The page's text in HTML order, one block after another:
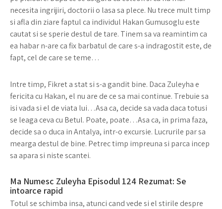
necesita ingrijiri, doctorii o lasa sa plece. Nu trece mult timp
si afla din ziare faptul ca individul Hakan Gumusoglu este
cautat si se sperie destul de tare. Tinem sa va reamintim ca
ea habar n-are ca fix barbatul de care s-a indragostit este, de
fapt, cel de care se teme…
Intre timp, Fikret a stat si s-a gandit bine. Daca Zuleyha e
fericita cu Hakan, el nu are de ce sa mai continue. Trebuie sa
isi vada si el de viata lui…Asa ca, decide sa vada daca totusi
se leaga ceva cu Betul. Poate, poate…Asa ca, in prima faza,
decide sa o duca in Antalya, intr-o excursie. Lucrurile par sa
mearga destul de bine. Petrec timp impreuna si parca incep
sa apara si niste scantei.
Ma Numesc Zuleyha Episodul 124 Rezumat: Se
intoarce rapid
Totul se schimba insa, atunci cand vede si el stirile despre